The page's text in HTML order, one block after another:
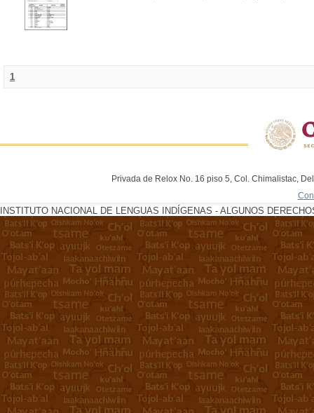
1
Privada de Relox No. 16 piso 5, Col. Chimalistac,
INSTITUTO NACIONAL DE LENGUAS INDÍGENAS - ALGUNOS